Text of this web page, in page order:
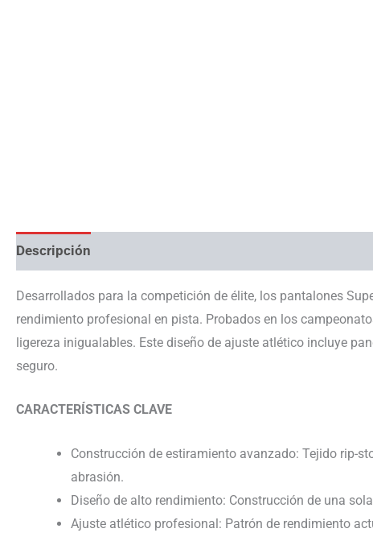
Descripción
Desarrollados para la competición de élite, los pantalones
rendimiento profesional en pista. Probados en los
ligereza inigualables. Este diseño de ajuste atlético incluye
seguro.
CARACTERÍSTICAS CLAVE
Construcción de estiramiento avanzado: Tejido rip-
abrasión.
Diseño de alto rendimiento: Construcción de una
Ajuste atlético profesional: Patrón de rendimiento